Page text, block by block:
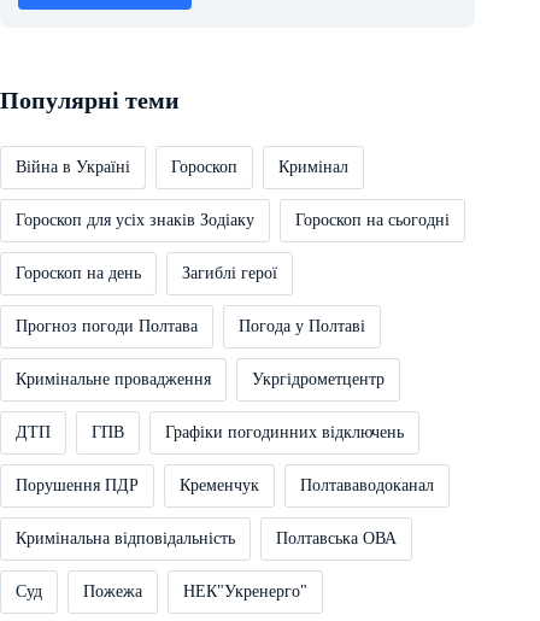
Популярні теми
Війна в Україні Гороскоп Кримінал
Гороскоп для усіх знаків Зодіаку Гороскоп на сьогодні
Гороскоп на день Загиблі герої
Прогноз погоди Полтава Погода у Полтаві
Кримінальне провадження Укргідрометцентр
ДТП ГПВ Графіки погодинних відключень
Порушення ПДР Кременчук Полтававодоканал
Кримінальна відповідальність Полтавська ОВА
Суд Пожежа НЕК"Укренерго"